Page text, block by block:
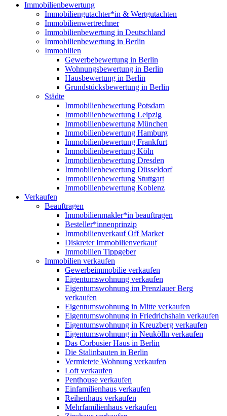
Immobilienbewertung
Immobiliengutachter*in & Wertgutachten
Immobilienwertrechner
Immobilienbewertung in Deutschland
Immobilienbewertung in Berlin
Immobilien
Gewerbebewertung in Berlin
Wohnungsbewertung in Berlin
Hausbewertung in Berlin
Grundstücksbewertung in Berlin
Städte
Immobilienbewertung Potsdam
Immobilienbewertung Leipzig
Immobilienbewertung München
Immobilienbewertung Hamburg
Immobilienbewertung Frankfurt
Immobilienbewertung Köln
Immobilienbewertung Dresden
Immobilienbewertung Düsseldorf
Immobilienbewertung Stuttgart
Immobilienbewertung Koblenz
Verkaufen
Beauftragen
Immobilienmakler*in beauftragen
Besteller*innenprinzip
Immobilienverkauf Off Market
Diskreter Immobilienverkauf
Immobilien Tippgeber
Immobilien verkaufen
Gewerbeimmobilie verkaufen
Eigentumswohnung verkaufen
Eigentumswohnung im Prenzlauer Berg
verkaufen
Eigentumswohnung in Mitte verkaufen
Eigentumswohnung in Friedrichshain verkaufen
Eigentumswohnung in Kreuzberg verkaufen
Eigentumswohnung in Neukölln verkaufen
Das Corbusier Haus in Berlin
Die Stalinbauten in Berlin
Vermietete Wohnung verkaufen
Loft verkaufen
Penthouse verkaufen
Einfamilienhaus verkaufen
Reihenhaus verkaufen
Mehrfamilienhaus verkaufen